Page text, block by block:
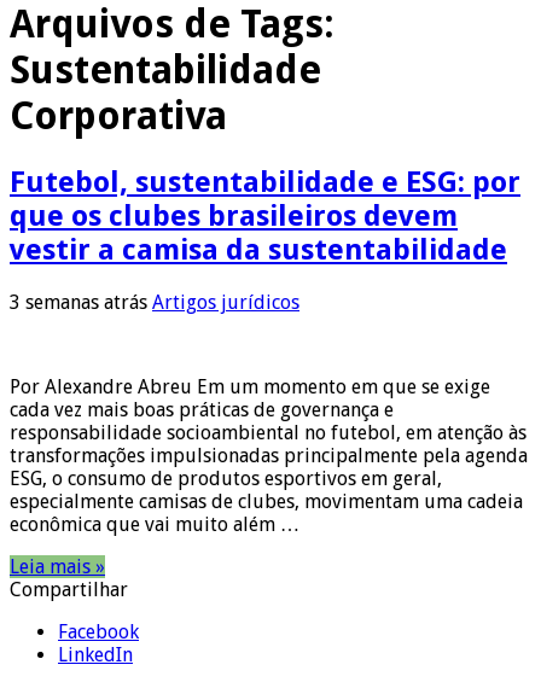
Arquivos de Tags:
Sustentabilidade
Corporativa
Futebol, sustentabilidade e ESG: por
que os clubes brasileiros devem
vestir a camisa da sustentabilidade
3 semanas atrás Artigos jurídicos
Por Alexandre Abreu Em um momento em que se exige
cada vez mais boas práticas de governança e
responsabilidade socioambiental no futebol, em atenção às
transformações impulsionadas principalmente pela agenda
ESG, o consumo de produtos esportivos em geral,
especialmente camisas de clubes, movimentam uma cadeia
econômica que vai muito além …
Leia mais »
Compartilhar
Facebook
LinkedIn